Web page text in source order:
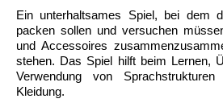
Ein unterhaltsames Spiel, bei dem
packen sollen und versuchen
und Accessoires
stehen. Das Spiel hilft beim Lernen,
Verwendung von
Kleidung.